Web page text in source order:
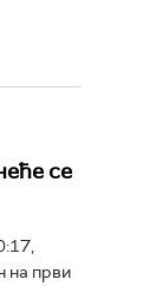
се
на први